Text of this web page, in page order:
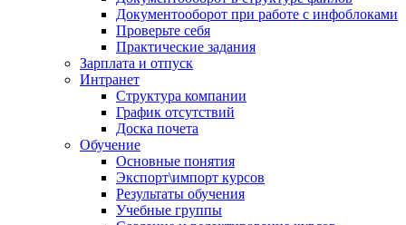
Документооборот при работе с инфоблоками
Проверьте себя
Практические задания
Зарплата и отпуск
Интранет
Структура компании
График отсутствий
Доска почета
Обучение
Основные понятия
Экспорт\импорт курсов
Результаты обучения
Учебные группы